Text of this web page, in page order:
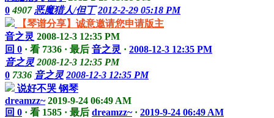
0 4907 恶魔猎人/但丁 2012-2-29 05:18 PM
【琴谱分享】诚意邀请您申请版主
音之灵 2008-12-3 12:35 PM
回 0 · 看 7336 · 最后 音之灵 · 2008-12-3 12:35 PM
音之灵 2008-12-3 12:35 PM
0 7336 音之灵 2008-12-3 12:35 PM
说好不哭 钢琴
dreamzz~ 2019-9-24 06:49 AM
回 0 · 看 1585 · 最后 dreamzz~· 2019-9-24 06:49 AM